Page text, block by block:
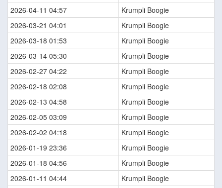
2026-04-11 04:57
Krumpli Boogie
2026-03-21 04:01
Krumpli Boogie
2026-03-18 01:53
Krumpli Boogie
2026-03-14 05:30
Krumpli Boogie
2026-02-27 04:22
Krumpli Boogie
2026-02-18 02:08
Krumpli Boogie
2026-02-13 04:58
Krumpli Boogie
2026-02-05 03:09
Krumpli Boogie
2026-02-02 04:18
Krumpli Boogie
2026-01-19 23:36
Krumpli Boogie
2026-01-18 04:56
Krumpli Boogie
2026-01-11 04:44
Krumpli Boogie